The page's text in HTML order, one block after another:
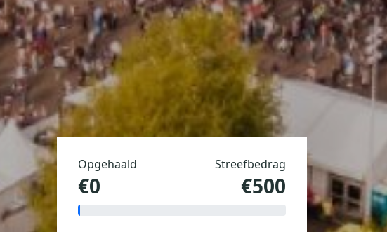
Opgehaald
€0
Streefbedrag
€500